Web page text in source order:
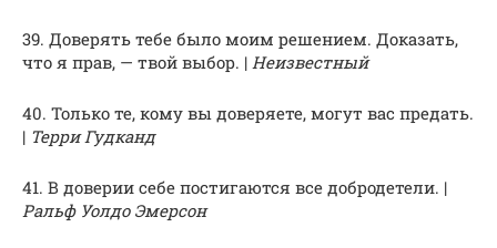
39. Доверять тебе было моим решением. Доказать,
что я прав, — твой выбор. | Неизвестный
40. Только те, кому вы доверяете, могут вас предать.
| Терри Гудканд
41. В доверии себе постигаются все добродетели. |
Ральф Уолдо Эмерсон